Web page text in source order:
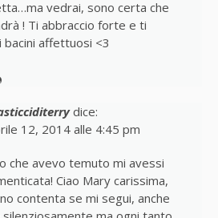
vedrai, sono certa che
! Ti abbraccio forte e ti
bacini affettuosi <3
dice:
12, 2014 alle 4:45 pm
che avevo temuto mi avessi
Ciao Mary carissima,
contenta se mi segui, anche